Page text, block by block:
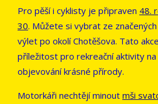
Pro pěší i cyklisty je připraven 48.
30. Můžete si vybrat ze
výlet po okolí Chotěšova. Tato
příležitost pro rekreační aktivity
objevování krásné přírody.
Motorkáři nechtějí minout mši